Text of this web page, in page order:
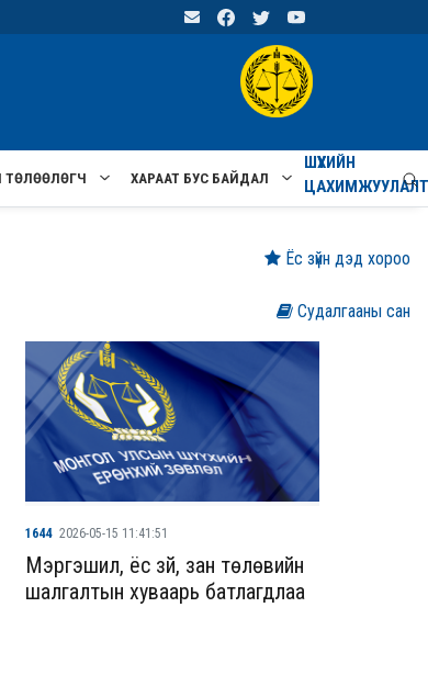
ТӨЛӨӨЛӨГЧ ХАРААТ БУС БАЙДАЛ
ШҮҮХИЙН
1644 2026-05-15 11:41:51
Мэргэшил, ёс зүй, зан төлөвийн
шалгалтын хуваарь батлагдлаа
Судалгааны сан
Ёс зүйн дэд хороо